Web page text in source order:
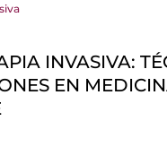
INVASIVA:
EN